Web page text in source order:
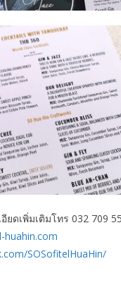
ยดเพิ่มเติมโทร 032 709
huahin.com
SOSofitelHuaHin/